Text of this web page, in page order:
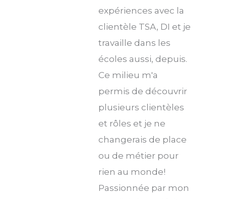
expériences avec la
clientèle TSA, DI et je
travaille dans les
écoles aussi, depuis.
Ce milieu m'a
permis de découvrir
plusieurs clientèles
et rôles et je ne
changerais de place
ou de métier pour
rien au monde!
Passionnée par mon